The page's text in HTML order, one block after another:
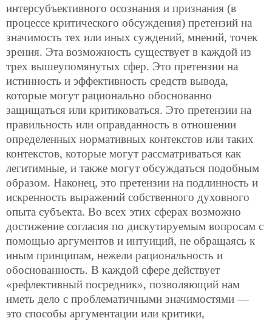
интерсубъективного осознания и признания (в
процессе критического обсуждения) претензий на
значимость тех или иных суждений, мнений, точек
зрения. Эта возможность существует в каждой из
трех вышеупомянутых сфер. Это претензии на
истинность и эффективность средств вывода,
которые могут рационально обоснованно
защищаться или критиковаться. Это претензии на
правильность или оправданность в отношении
определенных нормативных контекстов или таких
контекстов, которые могут рассматриваться как
легитимные, и также могут обсуждаться подобным
образом. Наконец, это претензии на подлинность и
искренность выражений собственного духовного
опыта субъекта. Во всех этих сферах возможно
достижение согласия по дискутируемым вопросам с
помощью аргументов и интуиций, не обращаясь к
иным принципам, нежели рациональность и
обоснованность. В каждой сфере действует
«рефлективный посредник», позволяющий нам
иметь дело с проблематичными значимостями —
это способы аргументации или критики,